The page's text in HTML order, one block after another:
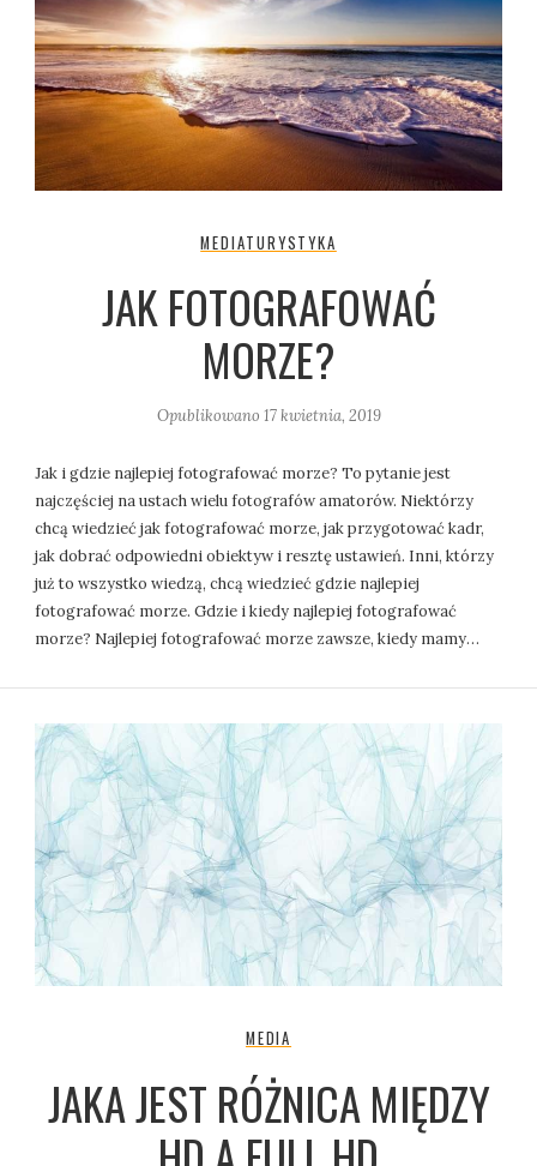
MEDIATURYSTYKA
JAK FOTOGRAFOWAĆ
MORZE?
Opublikowano 17 kwietnia, 2019
Jak i gdzie najlepiej fotografować morze? To pytanie jest
najczęściej na ustach wielu fotografów amatorów. Niektórzy
chcą wiedzieć jak fotografować morze, jak przygotować kadr,
jak dobrać odpowiedni obiektyw i resztę ustawień. Inni, którzy
już to wszystko wiedzą, chcą wiedzieć gdzie najlepiej
fotografować morze. Gdzie i kiedy najlepiej fotografować
morze? Najlepiej fotografować morze zawsze, kiedy mamy…
MEDIA
JAKA JEST RÓŻNICA MIĘDZY